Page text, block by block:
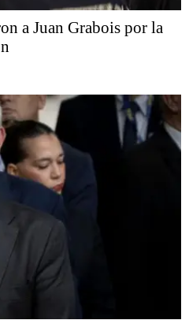
a Juan Grabois por la